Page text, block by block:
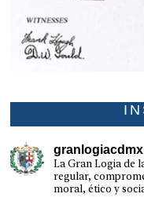
granlogiacdmx
La Gran Logia de
regular,
moral, ético y